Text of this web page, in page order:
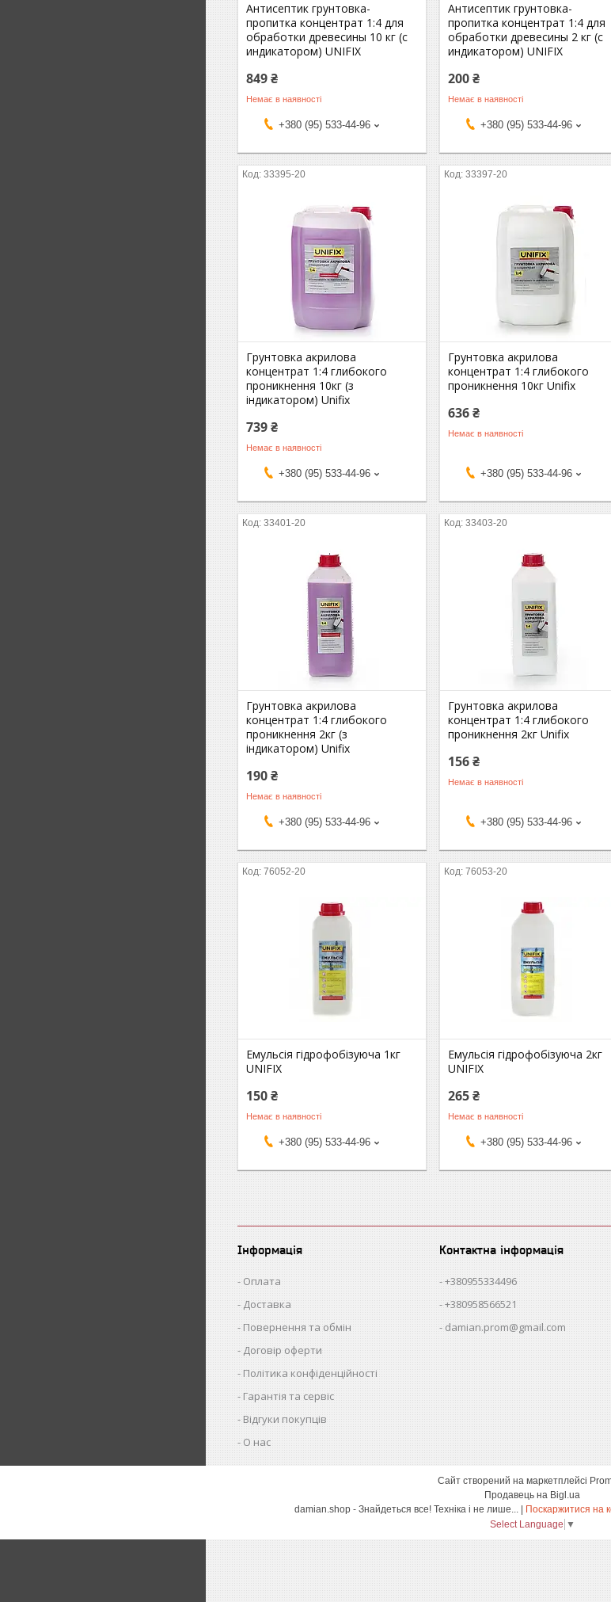
Антисептик грунтовка-
пропитка концентрат 1:4 для
обработки древесины 10 кг (с
индикатором) UNIFIX
849 ₴
Немає в наявності
+380 (95) 533-44-96
Антисептик грунтовка-
пропитка концентрат 1:4 для
обработки древесины 2 кг (с
индикатором) UNIFIX
200 ₴
Немає в наявності
+380 (95) 533-44-96
33395-20
Грунтовка акрилова
концентрат 1:4 глибокого
проникнення 10кг (з
індикатором) Unifix
739 ₴
Немає в наявності
+380 (95) 533-44-96
33397-20
Грунтовка акрилова
концентрат 1:4 глибокого
проникнення 10кг Unifix
636 ₴
Немає в наявності
+380 (95) 533-44-96
33401-20
Грунтовка акрилова
концентрат 1:4 глибокого
проникнення 2кг (з
індикатором) Unifix
190 ₴
Немає в наявності
+380 (95) 533-44-96
33403-20
Грунтовка акрилова
концентрат 1:4 глибокого
проникнення 2кг Unifix
156 ₴
Немає в наявності
+380 (95) 533-44-96
76052-20
Емульсія гідрофобізуюча 1кг
UNIFIX
150 ₴
Немає в наявності
+380 (95) 533-44-96
76053-20
Емульсія гідрофобізуюча 2кг
UNIFIX
265 ₴
Немає в наявності
+380 (95) 533-44-96
Інформація
Оплата
Доставка
Повернення та обмін
Договір оферти
Політика конфіденційності
Гарантія та сервіс
Відгуки покупців
О нас
Контактна інформація
+380955334496
+380958566521
damian.prom@gmail.com
Сайт створений на маркетплейсі
Продавець на Bigl.ua
Поскаржитися на
Select Language ▼